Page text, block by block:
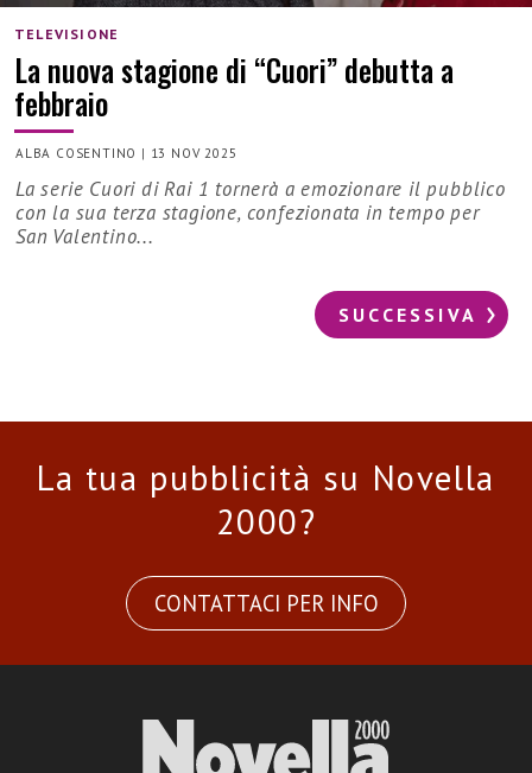
TELEVISIONE
La nuova stagione di “Cuori” debutta a
febbraio
ALBA COSENTINO | 13 NOV 2025
La serie Cuori di Rai 1 tornerà a emozionare il pubblico
con la sua terza stagione, confezionata in tempo per
San Valentino...
SUCCESSIVA
La tua pubblicità su Novella
2000?
CONTATTACI PER INFO